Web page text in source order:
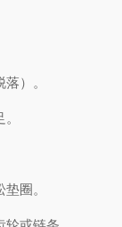
）。
圈。